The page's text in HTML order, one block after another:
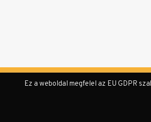
Ez a weboldal megfelel az EU GDPR